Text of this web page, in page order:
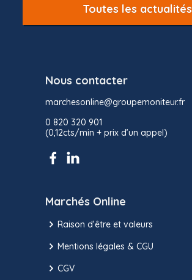
Toutes les actualités
Nous contacter
marchesonline@groupemoniteur.fr
0 820 320 901
(0,12cts/min + prix d’un appel)
Marchés Online
Raison d’être et valeurs
Mentions légales & CGU
CGV